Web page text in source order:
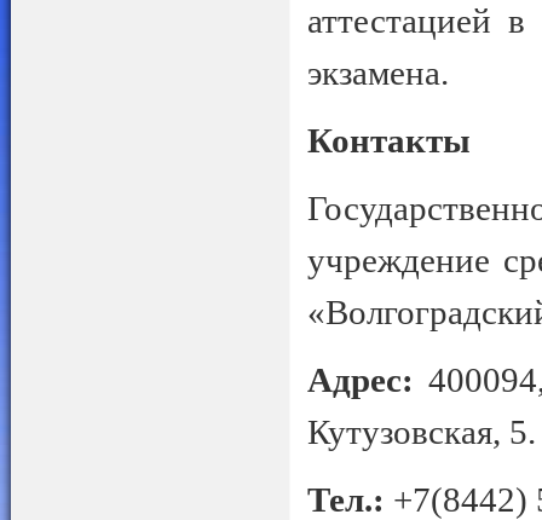
аттестацией
экзамена.
Контакты
учреждение
Адрес:
Кутузовская, 5.
Тел.: +7(8442)